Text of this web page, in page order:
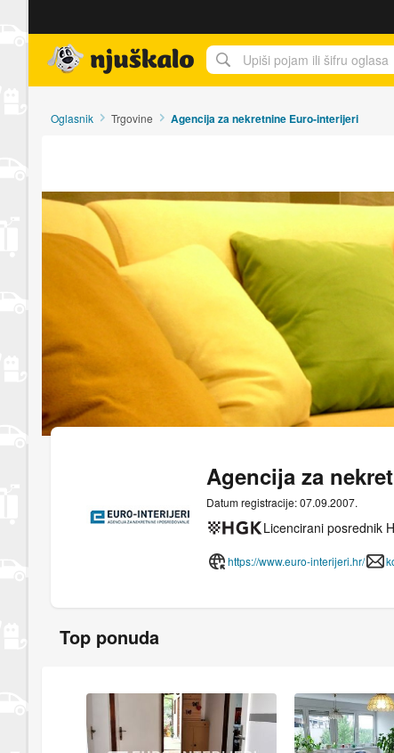
Oglasnik Trgovine Agencija za nekretnine Euro-interijeri
Agencija za
Datum registracije: 07.09.2007.
Licencirani posrednik
https://www.euro-interijeri.hr/
Top ponuda